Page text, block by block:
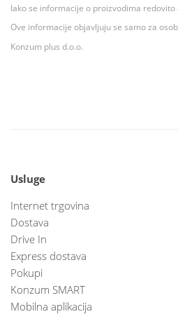
Iako se informacije o proizvodima
Ove informacije objavljuju se samo za
Konzum plus d.o.o.
Usluge
Internet trgovina
Dostava
Drive In
Express dostava
Pokupi
Konzum SMART
Mobilna aplikacija